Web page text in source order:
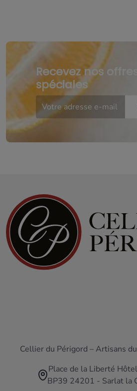
Recevez nos offres
spéciales
Cellier du Périgord – Artisans
Place de la Liberté
BP39 24201 - Sarlat la